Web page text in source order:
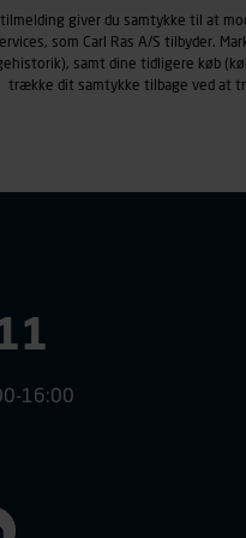
henblik på markedsføring,
personoplysninger om
klikkes på, sider/indhold
giver du samtykke til at
som Carl Ras A/S tilbyder.
samt dine tidligere køb
trække dit samtykke tilbage ved at
16:00